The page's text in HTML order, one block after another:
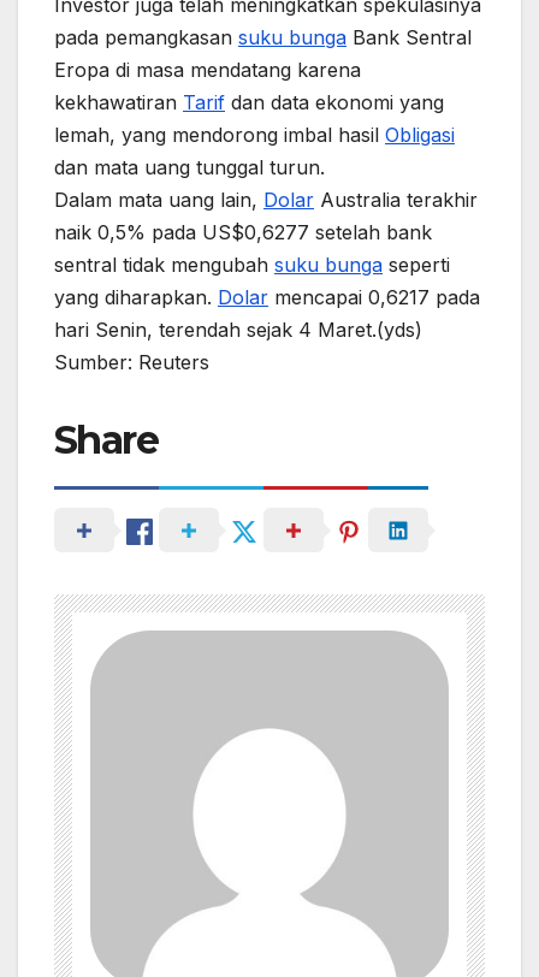
pada pemangkasan suku bunga Bank Sentral
Eropa di masa mendatang karena
kekhawatiran Tarif dan data ekonomi yang
lemah, yang mendorong imbal hasil Obligasi
dan mata uang tunggal turun.
Dalam mata uang lain, Dolar Australia terakhir
naik 0,5% pada US$0,6277 setelah bank
sentral tidak mengubah suku bunga seperti
yang diharapkan. Dolar mencapai 0,6217 pada
hari Senin, terendah sejak 4 Maret.(yds)
Sumber: Reuters
Share